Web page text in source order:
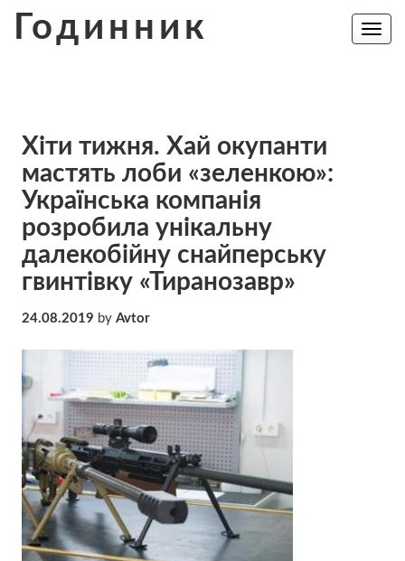
Годинник
Toggle
Хіти тижня. Хай окупанти
мастять лоби «зеленкою»:
Українська компанія
розробила унікальну
далекобійну снайперську
гвинтівку «Тиранозавр»
24.08.2019 by Avtor